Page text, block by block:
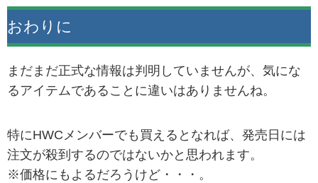
おわりに
まだまだ正式な情報は判明していませんが、気にな
るアイテムであることに違いはありませんね。
特にHWCメンバーでも買えるとなれば、発売日には
注文が殺到するのではないかと思われます。
※価格にもよるだろうけど・・・。